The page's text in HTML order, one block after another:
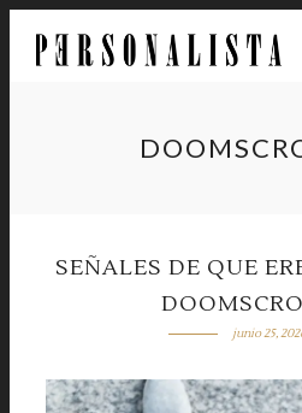
SEÑALES DE QUE
junio 25,